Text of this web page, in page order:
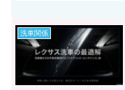
洗車関係